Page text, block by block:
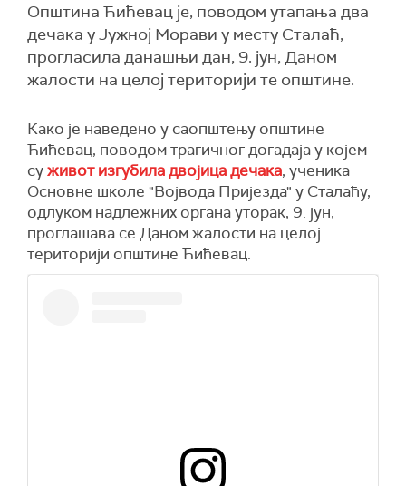
Општина Ћићевац је, поводом утапања два
дечака у Јужној Морави у месту Сталаћ,
прогласила данашњи дан, 9. јун, Даном
жалости на целој територији те општине.
Како је наведено у саопштењу општине
Ћићевац, поводом трагичног догадаја у којем
суживот изгубила двојица дечака, ученика
Основне школе "Војвода Пријезда" у Сталаћу,
одлуком надлежних органа уторак, 9. јун,
проглашава се Даном жалости на целој
територији општине Ћићевац.